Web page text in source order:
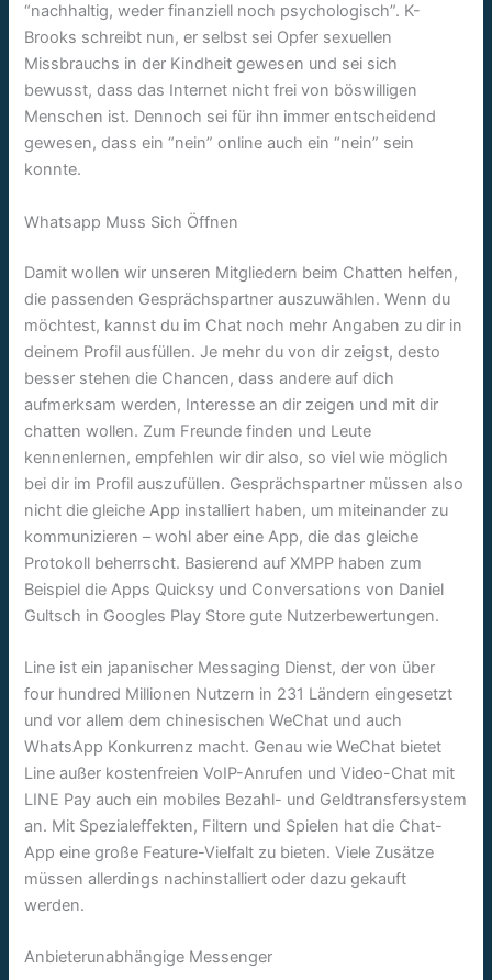
“nachhaltig, weder finanziell noch psychologisch”. K-
Brooks schreibt nun, er selbst sei Opfer sexuellen
Missbrauchs in der Kindheit gewesen und sei sich
bewusst, dass das Internet nicht frei von böswilligen
Menschen ist. Dennoch sei für ihn immer entscheidend
gewesen, dass ein “nein” online auch ein “nein” sein
konnte.
Whatsapp Muss Sich Öffnen
Damit wollen wir unseren Mitgliedern beim Chatten helfen,
die passenden Gesprächspartner auszuwählen. Wenn du
möchtest, kannst du im Chat noch mehr Angaben zu dir in
deinem Profil ausfüllen. Je mehr du von dir zeigst, desto
besser stehen die Chancen, dass andere auf dich
aufmerksam werden, Interesse an dir zeigen und mit dir
chatten wollen. Zum Freunde finden und Leute
kennenlernen, empfehlen wir dir also, so viel wie möglich
bei dir im Profil auszufüllen. Gesprächspartner müssen also
nicht die gleiche App installiert haben, um miteinander zu
kommunizieren – wohl aber eine App, die das gleiche
Protokoll beherrscht. Basierend auf XMPP haben zum
Beispiel die Apps Quicksy und Conversations von Daniel
Gultsch in Googles Play Store gute Nutzerbewertungen.
Line ist ein japanischer Messaging Dienst, der von über
four hundred Millionen Nutzern in 231 Ländern eingesetzt
und vor allem dem chinesischen WeChat und auch
WhatsApp Konkurrenz macht. Genau wie WeChat bietet
Line außer kostenfreien VoIP-Anrufen und Video-Chat mit
LINE Pay auch ein mobiles Bezahl- und Geldtransfersystem
an. Mit Spezialeffekten, Filtern und Spielen hat die Chat-
App eine große Feature-Vielfalt zu bieten. Viele Zusätze
müssen allerdings nachinstalliert oder dazu gekauft
werden.
Anbieterunabhängige Messenger